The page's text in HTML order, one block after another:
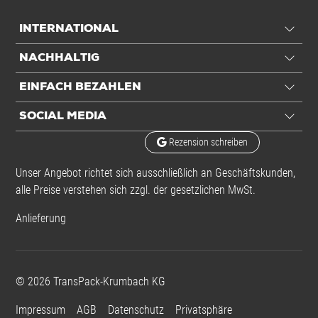
Volumengewicht
Anwendung
Für Porto
Paket 10 kg
Paket 5 kg
Paket S
Füllvolumen 8 ltr
INTERNATIONAL
NACHHALTIG
EINFACH BEZAHLEN
SOCIAL MEDIA
Rezension schreiben
Unser Angebot richtet sich ausschließlich an Geschäftskunden,
alle Preise verstehen sich zzgl. der gesetzlichen MwSt.
Anlieferung
© 2026 TransPack-Krumbach KG
Impressum AGB Datenschutz Privatsphäre